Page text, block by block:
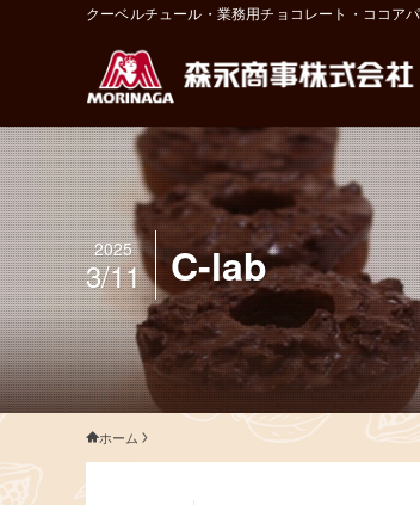
クーベルチュール・業務用チョコレート・ココア
C-lab
2025
3/11
ホーム